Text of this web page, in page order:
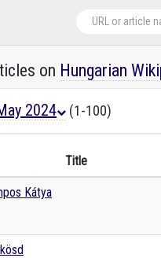
on Hungarian
2024 (1-100)
Title
Kátya